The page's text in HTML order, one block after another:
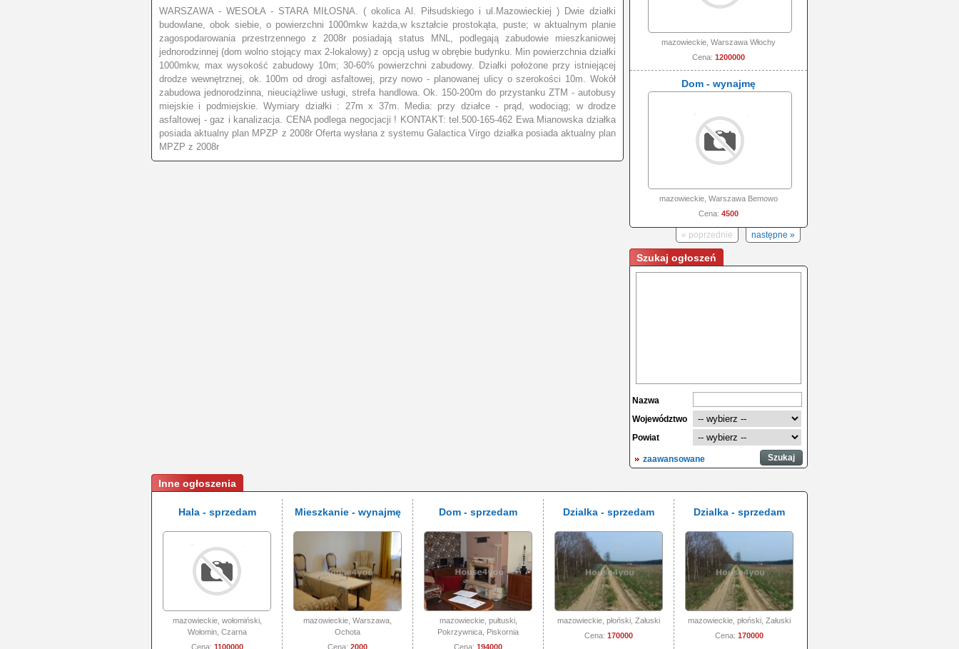
WARSZAWA - WESOŁA - STARA MIŁOSNA. ( okolica Al. Piłsudskiego i ul.Mazowieckiej ) Dwie działki
budowlane, obok siebie, o powierzchni 1000mkw każda,w kształcie prostokąta, puste; w aktualnym planie
zagospodarowania przestrzennego z 2008r posiadają status MNL, podlegają zabudowie mieszkaniowej
jednorodzinnej (dom wolno stojący max 2-lokalowy) z opcją usług w obrębie budynku. Min powierzchnia działki
1000mkw, max wysokość zabudowy 10m; 30-60% powierzchni zabudowy. Działki położone przy istniejącej
drodze wewnętrznej, ok. 100m od drogi asfaltowej, przy nowo - planowanej ulicy o szerokości 10m. Wokół
zabudowa jednorodzinna, nieuciążliwe usługi, strefa handlowa. Ok. 150-200m do przystanku ZTM - autobusy
miejskie i podmiejskie. Wymiary działki : 27m x 37m. Media: przy działce - prąd, wodociąg; w drodze
asfaltowej - gaz i kanalizacja. CENA podlega negocjacji ! KONTAKT: tel.500-165-462 Ewa Mianowska działka
posiada aktualny plan MPZP z 2008r Oferta wysłana z systemu Galactica Virgo działka posiada aktualny plan
MPZP z 2008r
mazowieckie, Warszawa Włochy
Cena: 1200000
Dom - wynajmę
mazowieckie, Warszawa Bemowo
Cena: 4500
następne »
« poprzednie
Szukaj ogłoszeń
Nazwa
Województwo
Powiat
zaawansowane
Inne ogłoszenia
Hala - sprzedam
mazowieckie, wołomiński,
Wołomin, Czarna
Cena: 1100000
Mieszkanie - wynajmę
mazowieckie, Warszawa,
Ochota
Cena: 2000
Dom - sprzedam
mazowieckie, pułtuski,
Pokrzywnica, Piskornia
Cena: 194000
Dzialka - sprzedam
mazowieckie, płoński, Załuski
Cena: 170000
Dzialka - sprzedam
mazowieckie, płoński, Załuski
Cena: 170000